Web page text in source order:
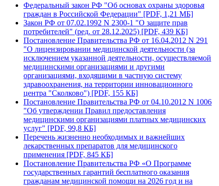
Федеральный закон РФ "Об основах охраны здоровья
граждан в Российской Федерации" [PDF, 1,21 МБ]
Закон РФ от 07.02.1992 N 2300-1 "О защите прав
потребителей" (ред. от 28.12.2025) [PDF, 439 КБ]
Постановление Правительства РФ от 16.04.2012 N 291
"О лицензировании медицинской деятельности (за
исключением указанной деятельности, осуществляемой
медицинскими организациями и другими
организациями, входящими в частную систему
здравоохранения, на территории инновационного
центра "Сколково") [PDF, 155 КБ]
Постановление Правительства РФ от 04.10.2012 N 1006
"Об утверждении Правил предоставления
медицинскими организациями платных медицинских
услуг" [PDF, 99,8 КБ]
Перечень жизненно необходимых и важнейших
лекарственных препаратов для медицинского
применения [PDF, 845 КБ]
Постановление Правительства РФ «О Программе
государственных гарантий бесплатного оказания
гражданам медицинской помощи на 2026 год и на